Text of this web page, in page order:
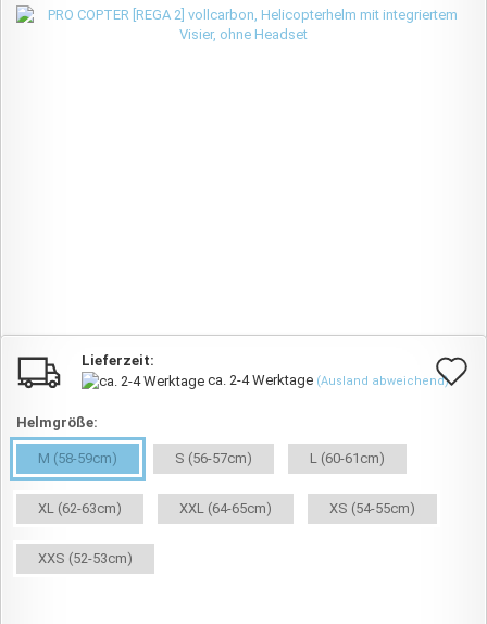
Lieferzeit:
ca. 2-4 Werktage (Ausland abweichend)
Helmgröße:
M (58-59cm) S (56-57cm) L (60-61cm)
XL (62-63cm) XXL (64-65cm) XS (54-55cm)
XXS (52-53cm)